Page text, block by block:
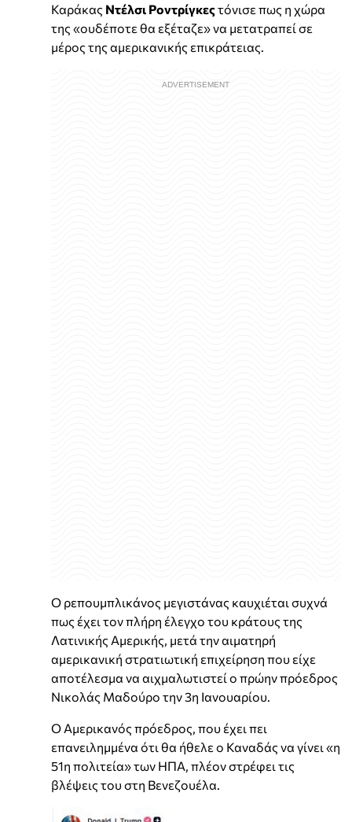
Καράκας Ντέλσι Ροντρίγκεςτόνισε πως η χώρα
της «ουδέποτε θα εξέταζε» να μετατραπεί σε
μέρος της αμερικανικής επικράτειας.
Ο ρεπουμπλικάνος μεγιστάνας καυχιέται συχνά
πως έχει τον πλήρη έλεγχο του κράτους της
Λατινικής Αμερικής, μετά την αιματηρή
αμερικανική στρατιωτική επιχείρηση που είχε
αποτέλεσμα να αιχμαλωτιστεί ο πρώην πρόεδρος
Νικολάς Μαδούρο την 3η Ιανουαρίου.
Ο Αμερικανός πρόεδρος, που έχει πει
επανειλημμένα ότι θα ήθελε ο Καναδάς να γίνει «η
51η πολιτεία» των ΗΠΑ, πλέον στρέφει τις
βλέψεις του στη Βενεζουέλα.